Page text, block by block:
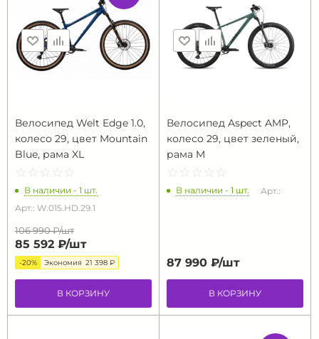
Велосипед Welt Edge 1.0,
колесо 29, цвет Mountain
Blue, рама XL
☆ ☆ ☆ ☆ ☆
★ ★ ★ ★ ★
В наличии - 1 шт.
Арт.: W.015.HD.29.1
106 990 ₽/шт
85 592 ₽/шт
-20% Экономия 21 398 ₽
В КОРЗИНУ
Велосипед Aspect AMP,
колесо 29, цвет зеленый,
рама M
☆ ☆ ☆ ☆ ☆
★ ★ ★ ★ ★
В наличии - 1 шт. Арт.:
87 990 ₽/шт
В КОРЗИНУ